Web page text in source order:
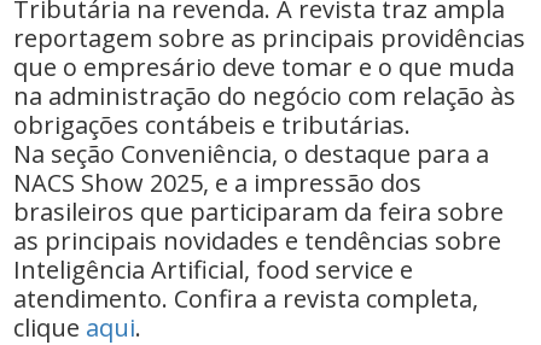
Tributária na revenda. A revista traz ampla
reportagem sobre as principais providências
que o empresário deve tomar e o que muda
na administração do negócio com relação às
obrigações contábeis e tributárias.
Na seção Conveniência, o destaque para a
NACS Show 2025, e a impressão dos
brasileiros que participaram da feira sobre
as principais novidades e tendências sobre
Inteligência Artificial, food service e
atendimento. Confira a revista completa,
clique aqui.